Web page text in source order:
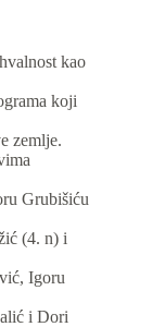
kao
koji
zemlje.
Grubišiću
(4. n) i
Igoru
i Dori